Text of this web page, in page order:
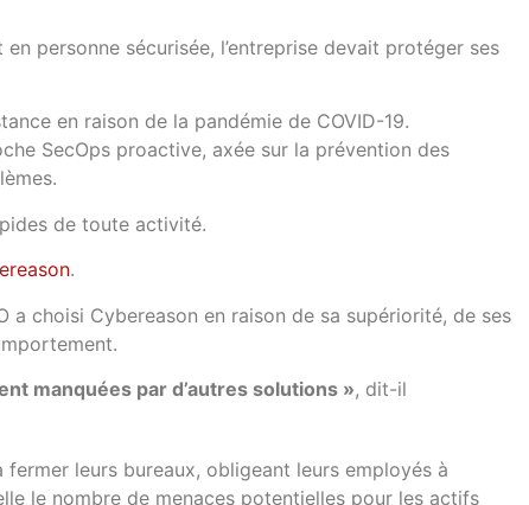
personne sécurisée, l’entreprise devait protéger ses
en raison de la pandémie de COVID-19.
SecOps proactive, axée sur la prévention des
de toute activité.
.
choisi Cybereason en raison de sa supériorité, de ses
manquées par d’autres solutions », dit-il
leurs bureaux, obligeant leurs employés à
le nombre de menaces potentielles pour les actifs